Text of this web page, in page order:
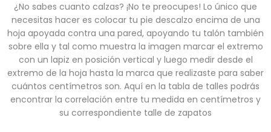
¿No sabes cuanto calzas? ¡No te preocupes! Lo único que
necesitas hacer es colocar tu pie descalzo encima de una
hoja apoyada contra una pared, apoyando tu talón también
sobre ella y tal como muestra la imagen marcar el extremo
con un lapiz en posición vertical y luego medir desde el
extremo de la hoja hasta la marca que realizaste para saber
cuántos centímetros son. Aquí en la tabla de talles podrás
encontrar la correlación entre tu medida en centímetros y
su correspondiente talle de zapatos